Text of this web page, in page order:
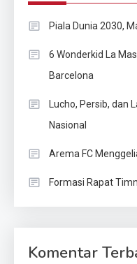
Piala Dunia 2030,
6 Wonderkid La
Barcelona
Lucho, Persib, dan
Nasional
Arema FC
Formasi Rapat
Komentar